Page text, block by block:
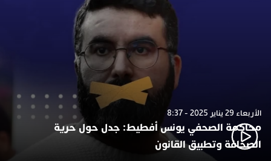
الأربعاء 29 يناير 2025 - 8:37
محاكمة الصحفي يونس أفطيط: جدل حول حرية
الصحافة وتطبيق القانون